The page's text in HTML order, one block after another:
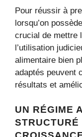
Pour réussir à
lorsqu’on
crucial de mettre
l’utilisation
alimentaire bien
adaptés peuvent
résultats et
UN RÉGIME
STRUCTURÉ